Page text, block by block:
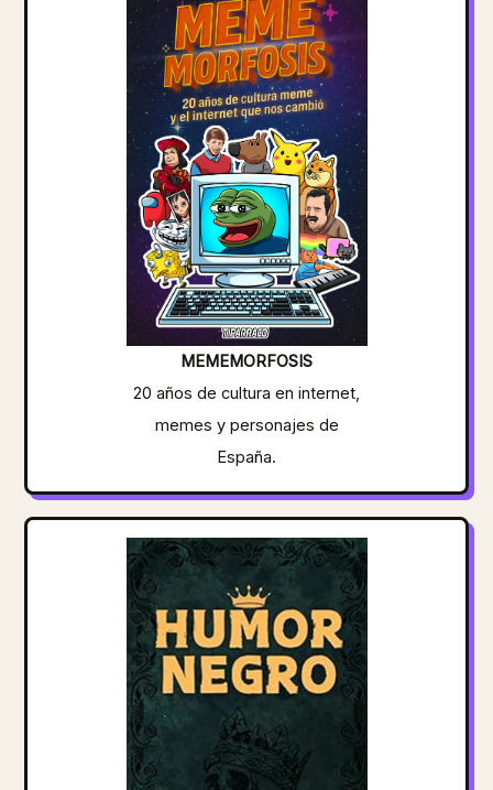
MEMEMORFOSIS
20 años de cultura en internet,
memes y personajes de
España.